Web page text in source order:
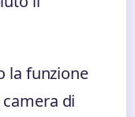
la funzione
di